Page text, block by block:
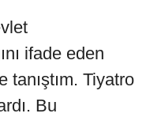
ifade eden
tanıştım. Tiyatro
Bu